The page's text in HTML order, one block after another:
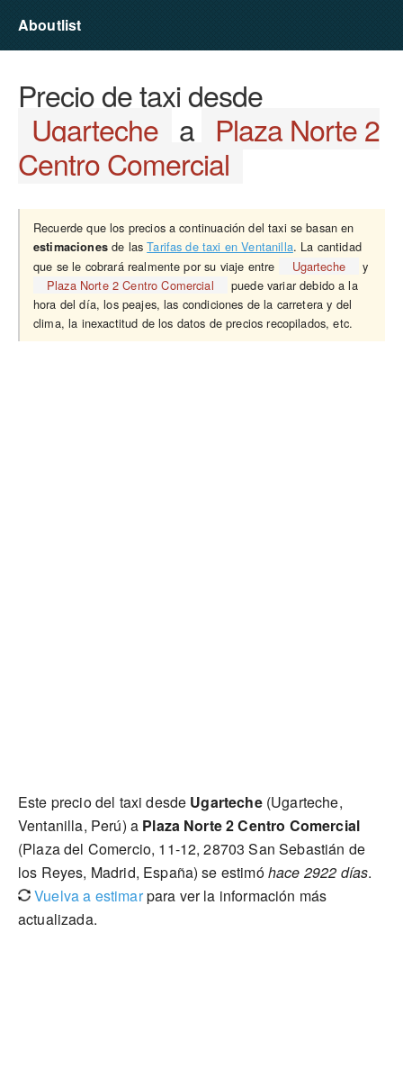
Aboutlist
Precio de taxi desde
Ugarteche a Plaza Norte 2
Centro Comercial
Recuerde que los precios a continuación del taxi se basan en
estimacionesde lasTarifas de taxi en Ventanilla. La cantidad
que se le cobrará realmente por su viaje entre
Ugarteche
y
Plaza Norte 2 Centro Comercial
puede variar debido a la
hora del día, los peajes, las condiciones de la carretera y del
clima, la inexactitud de los datos de precios recopilados, etc.
Este precio del taxi desde Ugarteche(Ugarteche,
Ventanilla, Perú) a Plaza Norte 2 Centro Comercial
(Plaza del Comercio, 11-12, 28703 San Sebastián de
los Reyes, Madrid, España) se estimóhace 2922 días.
Vuelva a estimarpara ver la información más
actualizada.